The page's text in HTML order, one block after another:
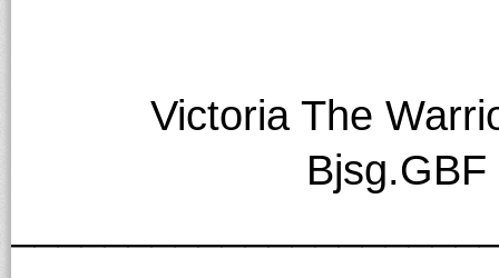
Victoria The